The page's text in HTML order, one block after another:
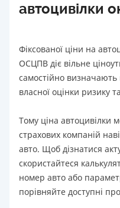
автоцивілки
Фіксованої ціни на
ОСЦПВ діє вільне
самостійно визначають
власної оцінки ризику
Тому ціна автоцивілки
страхових компаній
авто. Щоб дізнатися
скористайтеся
номер авто або
порівняйте доступні